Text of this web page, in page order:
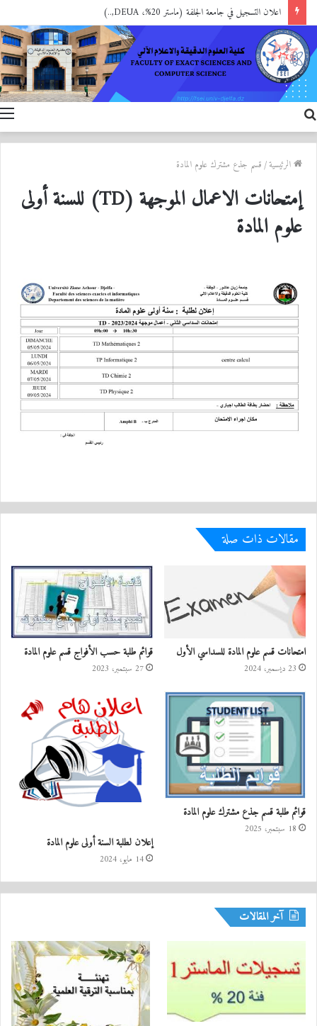
اعلان التسجيل في جامعة الجلفة (ماستر 20%، DEUA,..)
عن
الرئيسية/قسم جذع مشترك علوم المادة
إمتحانات الاعمال الموجهة (TD) للسنة أولى
علوم المادة
مقالات ذات صلة
امتحانات قسم علوم المادة للسداسي الأول
23 ديسمبر، 2024
قوائم طلبة حسب الأفواج قسم علوم المادة
27 سبتمبر، 2023
قوائم طلبة قسم جذع مشترك علوم المادة
18 سبتمبر، 2025
إعلان لطلبة السنة أولى علوم المادة
14 مايو، 2024
آخر المقالات